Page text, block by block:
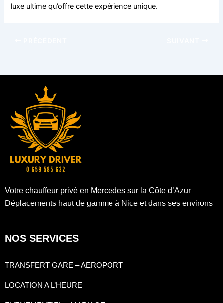
luxe ultime qu’offre cette expérience unique.
Votre chauffeur privé en Mercedes sur la Côte d’Azur
Déplacements haut de gamme à Nice et dans ses environs
NOS SERVICES
TRANSFERT GARE – AEROPORT
LOCATION A L’HEURE